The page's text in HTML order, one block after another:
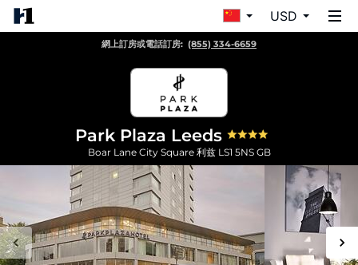
USD
網上訂房或電話訂房: (855) 334-6659
Park Plaza Leeds
Boar Lane City Square 利兹 LS1 5NS GB